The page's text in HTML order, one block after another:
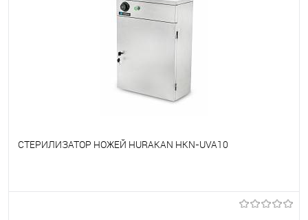
СТЕРИЛИЗАТОР НОЖЕЙ HURAKAN HKN-UVA10